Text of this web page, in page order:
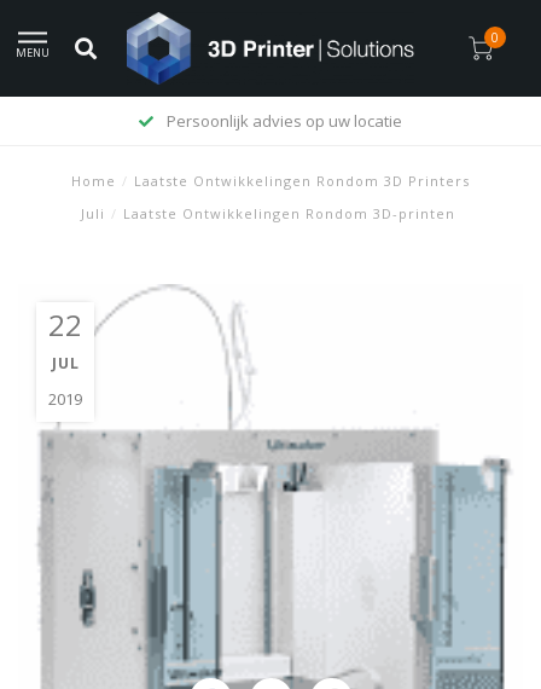
MENU
0
Levering op rekening mogelijk
Home / Laatste Ontwikkelingen Rondom 3D Printers
Juli / Laatste Ontwikkelingen Rondom 3D-printen
22
JUL
2019